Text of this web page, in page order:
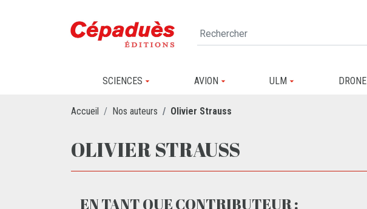
SCIENCES AVION ULM DRONE
Accueil Nos auteurs Olivier Strauss
OLIVIER STRAUSS
EN TANT QUE CONTRIBUTEUR :